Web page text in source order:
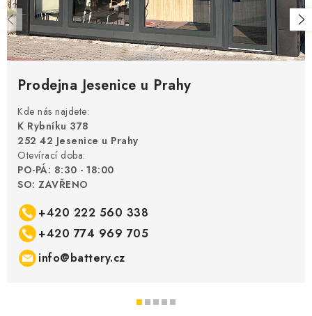
Prodejna Jesenice u Prahy
Kde nás najdete:
K Rybníku 378
252 42 Jesenice u Prahy
Otevírací doba:
PO-PÁ: 8:30 - 18:00
SO: ZAVŘENO
+420 222 560 338
+420 774 969 705
info@battery.cz